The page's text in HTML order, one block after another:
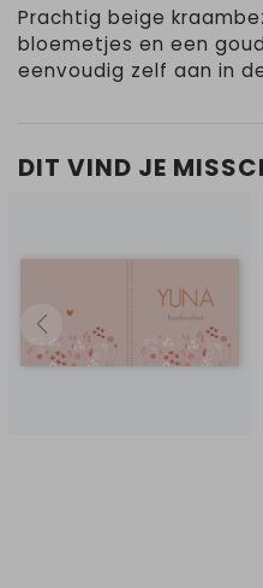
Prachtig beige
bloemetjes en een
eenvoudig zelf aan in
DIT VIND JE